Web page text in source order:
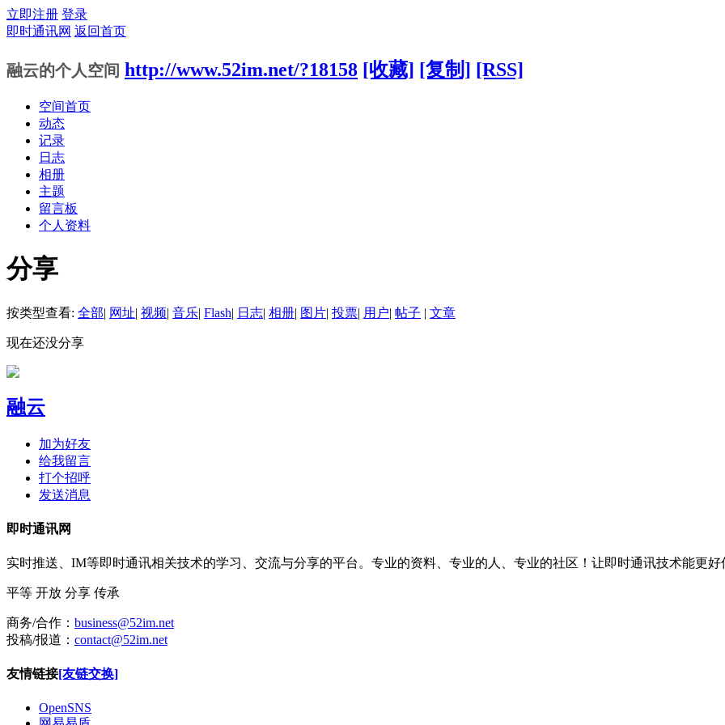
立即注册 登录
即时通讯网 返回首页
融云的个人空间 http://www.52im.net/?18158 [收藏] [复制] [RSS]
空间首页
动态
记录
日志
相册
主题
留言板
个人资料
分享
按类型查看: 全部| 网址| 视频| 音乐| Flash| 日志| 相册| 图片| 投票| 用户| 帖子 | 文章
现在还没分享
融云
加为好友
给我留言
打个招呼
发送消息
即时通讯网
实时推送、IM等即时通讯相关技术的学习、交流与分享的平台。专业的资料、专业的人、专业的社区！让即时通讯技术能更好
平等 开放 分享 传承
商务/合作： business@52im.net
投稿/报道： contact@52im.net
友情链接[友链交换]
OpenSNS